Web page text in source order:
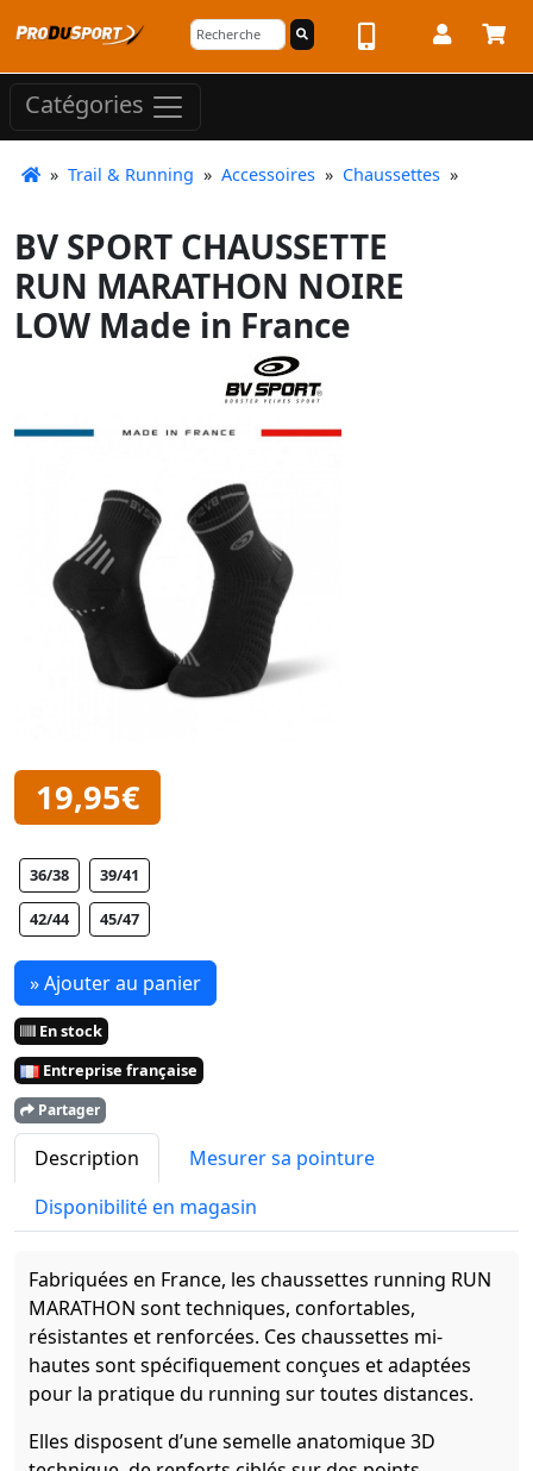
Catégories
» Trail & Running » Accessoires » Chaussettes »
BV SPORT CHAUSSETTE
RUN MARATHON NOIRE
LOW Made in France
19,95€
36/38 39/41
42/44 45/47
» Ajouter au panier
En stock
Entreprise française
Partager
Description
Mesurer sa pointure
Disponibilité en magasin
Fabriquées en France, les chaussettes running RUN
MARATHON sont techniques, confortables,
résistantes et renforcées. Ces chaussettes mi-
hautes sont spécifiquement conçues et adaptées
pour la pratique du running sur toutes distances.
Elles disposent d’une semelle anatomique 3D